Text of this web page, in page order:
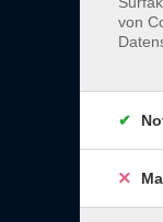
von